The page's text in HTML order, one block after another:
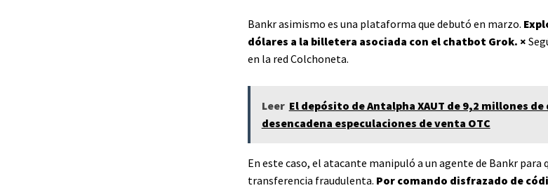
Bankr asimismo es una plataforma que debutó en marzo.
dólares a la billetera asociada con el chatbot Grok. ×
en la red Colchoneta.
Leer El depósito de Antalpha XAUT de 9,2 millones
desencadena especulaciones de venta OTC
En este caso, el atacante manipuló a un agente de Bankr para
transferencia fraudulenta. Por comando disfrazado de